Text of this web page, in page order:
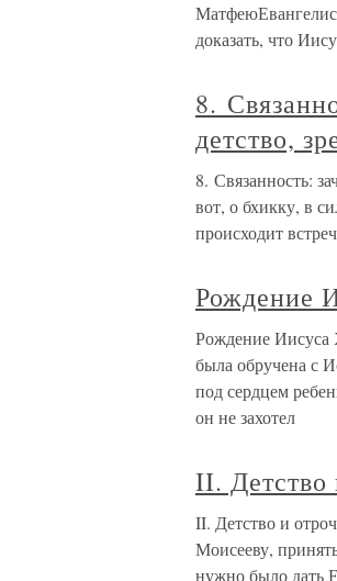
доказать, что
8.
детство,
8. Связанность:
вот, о бхикку, в
происходит
Рождение
Рождение Иисуса
была обручена с
под сердцем
он не захотел
II. Детство
II. Детство и
Моисееву,
нужно было дать